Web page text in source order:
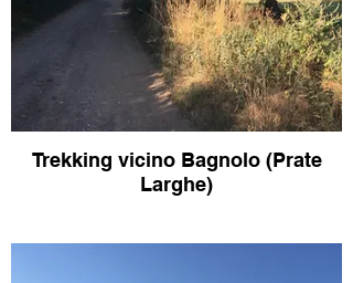
Trekking vicino Bagnolo (Prate
Larghe)